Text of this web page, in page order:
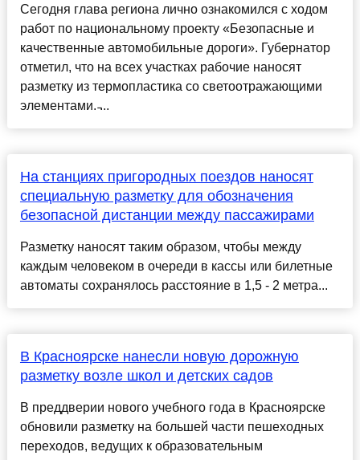
Сегодня глава региона лично ознакомился с ходом
работ по национальному проекту «Безопасные и
качественные автомобильные дороги». Губернатор
отметил, что на всех участках рабочие наносят
разметку из термопластика со светоотражающими
элементами. ̵...
На станциях пригородных поездов наносят
специальную разметку для обозначения
безопасной дистанции между пассажирами
Разметку наносят таким образом, чтобы между
каждым человеком в очереди в кассы или билетные
автоматы сохранялось расстояние в 1,5 - 2 метра...
В Красноярске нанесли новую дорожную
разметку возле школ и детских садов
В преддверии нового учебного года в Красноярске
обновили разметку на большей части пешеходных
переходов, ведущих к образовательным